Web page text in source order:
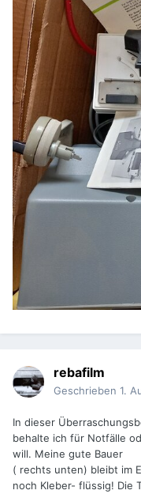
rebafilm
Geschrieben 1.
In dieser
behalte ich für Notfälle
will. Meine gute Bauer
( rechts unten) bleibt im
noch Kleber- flüssig! Die